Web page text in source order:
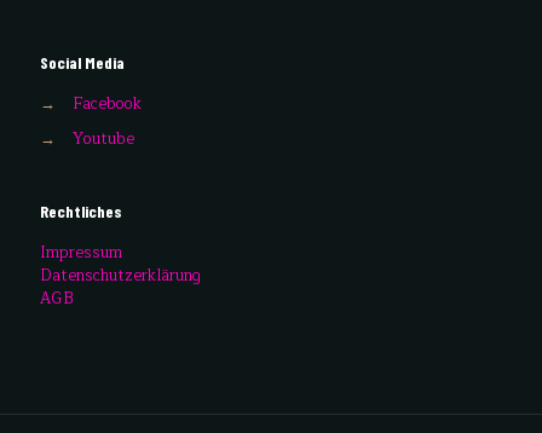
Social Media
→
Facebook
→
Youtube
Rechtliches
Impressum
Datenschutzerklärung
AGB